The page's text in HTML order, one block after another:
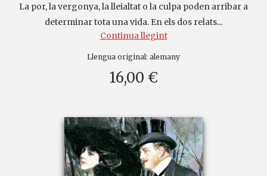
La por, la vergonya, la lleialtat o la culpa poden arribar a
determinar tota una vida. En els dos relats...
Continua llegint
Llengua original: alemany
16,00 €